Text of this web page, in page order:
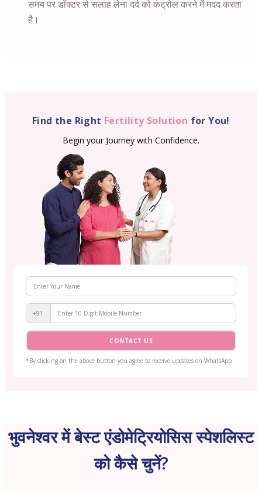
समय पर डॉक्टर से सलाह लेना दर्द को कंट्रोल करने में मदद करता
है।
Find the Right Fertility Solution for You!
Begin your Journey with Confidence.
+91
CONTACT US
*By clicking on the above button you agree to receive updates on WhatsApp
भुवनेश्वर में बेस्ट एंडोमेट्रियोसिस स्पेशलिस्ट
को कैसे चुनें?